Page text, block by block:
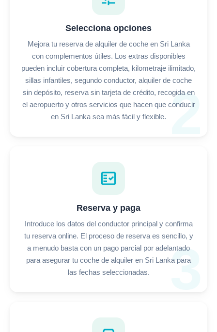
2
Selecciona opciones
Mejora tu reserva de alquiler de coche en Sri Lanka
con complementos útiles. Los extras disponibles
pueden incluir cobertura completa, kilometraje ilimitado,
sillas infantiles, segundo conductor, alquiler de coche
sin depósito, reserva sin tarjeta de crédito, recogida en
el aeropuerto y otros servicios que hacen que conducir
en Sri Lanka sea más fácil y flexible.
3
fact_check
Reserva y paga
Introduce los datos del conductor principal y confirma
tu reserva online. El proceso de reserva es sencillo, y
a menudo basta con un pago parcial por adelantado
para asegurar tu coche de alquiler en Sri Lanka para
las fechas seleccionadas.